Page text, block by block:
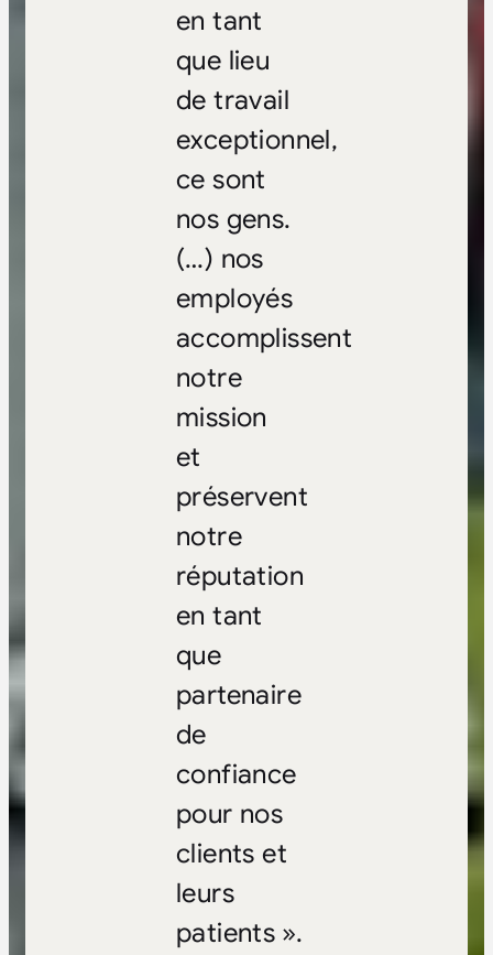
en tant
que lieu
de travail
exceptionnel,
ce sont
nos gens.
(…) nos
employés
accomplissent
notre
mission
et
préservent
notre
réputation
en tant
que
partenaire
de
confiance
pour nos
clients et
leurs
patients ».